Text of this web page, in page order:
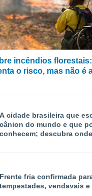
incêndios
o risco, mas não é
A cidade brasileira que
cânion do mundo e que
conhecem; descubra
Frente fria confirmada
tempestades, vendavais e